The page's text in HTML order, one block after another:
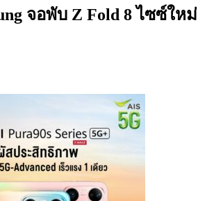
จอพับ Z Fold 8 ไซซ์ใหม่